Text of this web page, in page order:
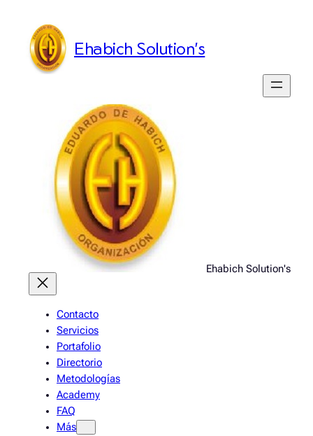
contenido
Ehabich Solution's
Ehabich Solution's
Contacto
Servicios
Portafolio
Directorio
Metodologías
Academy
FAQ
Más